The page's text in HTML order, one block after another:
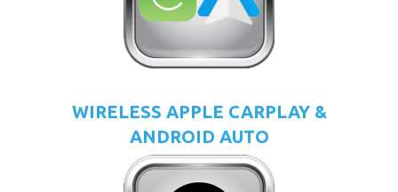
WIRELESS APPLE CARPLAY &
ANDROID AUTO